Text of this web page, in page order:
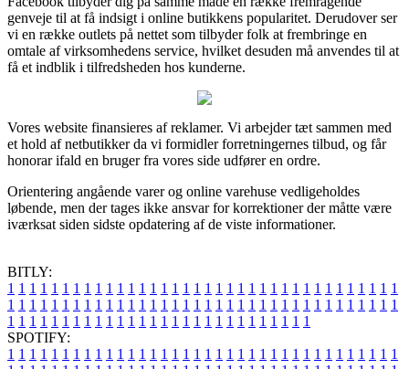
genveje til at få indsigt i online butikkens popularitet. Derudover ser
vi en række outlets på nettet som tilbyder folk at frembringe en
omtale af virksomhedens service, hvilket desuden må anvendes til at
få et indblik i tilfredsheden hos kunderne.
Vores website finansieres af reklamer. Vi arbejder tæt sammen med
et hold af netbutikker da vi formidler forretningernes tilbud, og får
honorar ifald en bruger fra vores side udfører en ordre.
Orientering angående varer og online varehuse vedligeholdes
løbende, men der tages ikke ansvar for korrektioner der måtte være
iværksat siden sidste opdatering af de viste informationer.
BITLY:
1 1 1 1 1 1 1 1 1 1 1 1 1 1 1 1 1 1 1 1 1 1 1 1 1 1 1 1 1 1 1 1 1 1 1 1
1 1 1 1 1 1 1 1 1 1 1 1 1 1 1 1 1 1 1 1 1 1 1 1 1 1 1 1 1 1 1 1 1 1 1 1
1 1 1 1 1 1 1 1 1 1 1 1 1 1 1 1 1 1 1 1 1 1 1 1 1 1 1 1
SPOTIFY:
1 1 1 1 1 1 1 1 1 1 1 1 1 1 1 1 1 1 1 1 1 1 1 1 1 1 1 1 1 1 1 1 1 1 1 1